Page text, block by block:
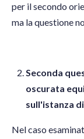
per il secondo
ma la questione
Seconda
oscurata
sull'istanza
Nel caso